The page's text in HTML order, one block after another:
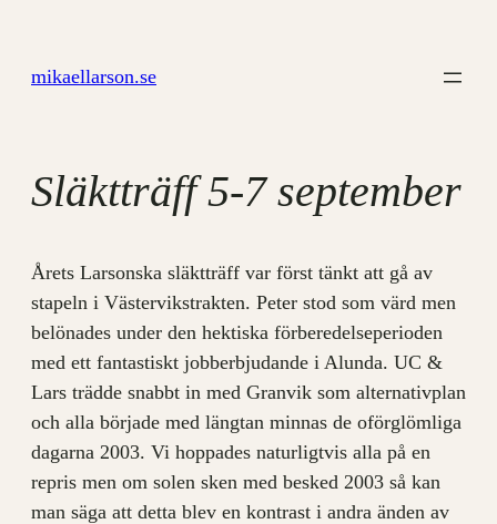
innehåll
mikaellarson.se
Släktträff 5-7 september
Årets Larsonska släktträff var först tänkt att gå av
stapeln i Västervikstrakten. Peter stod som värd men
belönades under den hektiska förberedelseperioden
med ett fantastiskt jobberbjudande i Alunda. UC &
Lars trädde snabbt in med Granvik som alternativplan
och alla började med längtan minnas de oförglömliga
dagarna 2003. Vi hoppades naturligtvis alla på en
repris men om solen sken med besked 2003 så kan
man säga att detta blev en kontrast i andra änden av